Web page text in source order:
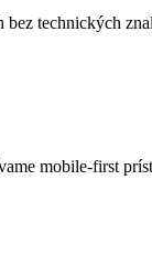
technických
mobile-first